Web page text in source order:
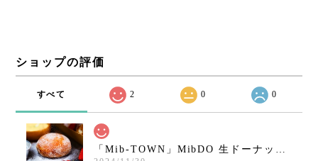
ショップの評価
すべて 2 0 0